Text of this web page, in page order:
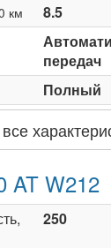
км
8.5
передач
Полный
AT W212
250